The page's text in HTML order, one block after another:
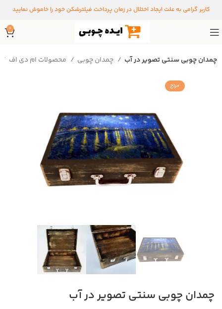
کاربر گرامی به علت ایجاد اختلال در زمان پرداخت فیلترشکن خود را خاموش نمایید
0
چمدان چوبی چمدان چوبی سنتی تصویر در آب
حراج
چمدان چوبی سنتی تصویر در آب